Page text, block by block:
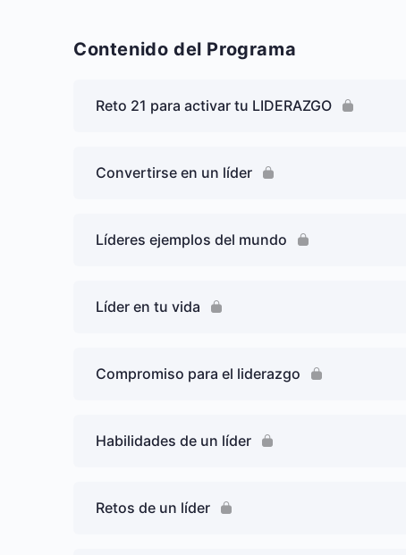
Contenido del Programa
Reto 21 para activar tu LIDERAZGO
Convertirse en un líder
Líderes ejemplos del mundo
Líder en tu vida
Compromiso para el liderazgo
Habilidades de un líder
Retos de un líder